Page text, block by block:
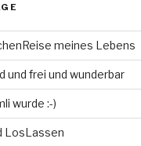
meines Lebens
und frei und wunderbar
wurde :-)
LosLassen